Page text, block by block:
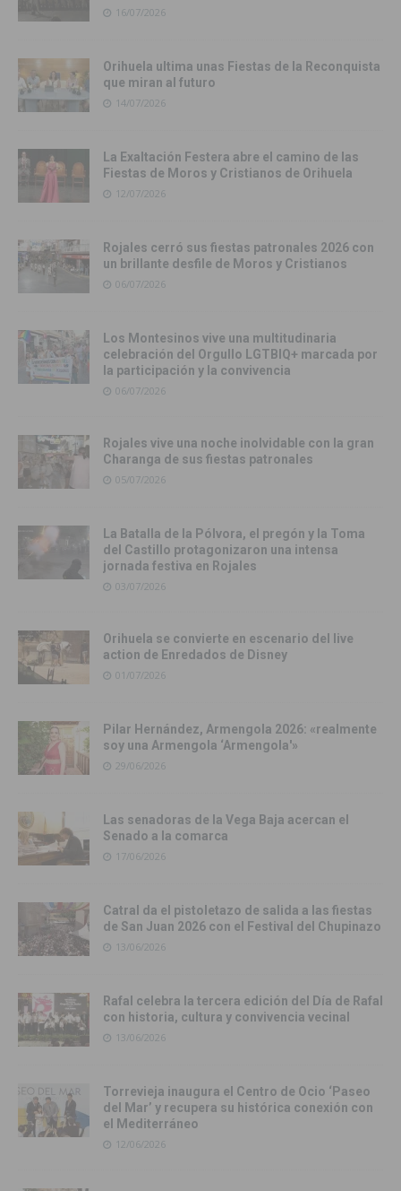
16/07/2026
Orihuela ultima unas Fiestas de la Reconquista
que miran al futuro
14/07/2026
La Exaltación Festera abre el camino de las
Fiestas de Moros y Cristianos de Orihuela
12/07/2026
Rojales cerró sus fiestas patronales 2026 con
un brillante desfile de Moros y Cristianos
06/07/2026
Los Montesinos vive una multitudinaria
celebración del Orgullo LGTBIQ+ marcada por
la participación y la convivencia
06/07/2026
Rojales vive una noche inolvidable con la gran
Charanga de sus fiestas patronales
05/07/2026
La Batalla de la Pólvora, el pregón y la Toma
del Castillo protagonizaron una intensa
jornada festiva en Rojales
03/07/2026
Orihuela se convierte en escenario del live
action de Enredados de Disney
01/07/2026
Pilar Hernández, Armengola 2026: «realmente
soy una Armengola ‘Armengola'»
29/06/2026
Las senadoras de la Vega Baja acercan el
Senado a la comarca
17/06/2026
Catral da el pistoletazo de salida a las fiestas
de San Juan 2026 con el Festival del Chupinazo
13/06/2026
Rafal celebra la tercera edición del Día de Rafal
con historia, cultura y convivencia vecinal
13/06/2026
Torrevieja inaugura el Centro de Ocio ‘Paseo
del Mar’ y recupera su histórica conexión con
el Mediterráneo
12/06/2026